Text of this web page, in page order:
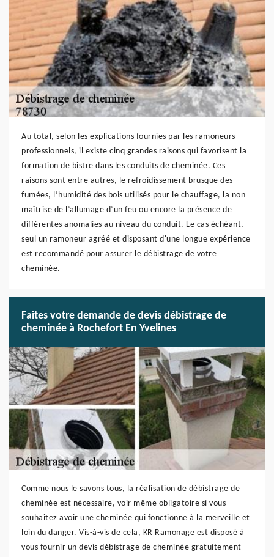
Au total, selon les explications fournies par les ramoneurs
professionnels, il existe cinq grandes raisons qui favorisent la
formation de bistre dans les conduits de cheminée. Ces
raisons sont entre autres, le refroidissement brusque des
fumées, l’humidité des bois utilisés pour le chauffage, la non
maîtrise de l’allumage d’un feu ou encore la présence de
différentes anomalies au niveau du conduit. Le cas échéant,
seul un ramoneur agréé et disposant d'une longue expérience
est recommandé pour assurer le débistrage de votre
cheminée.
Faites votre demande de devis débistrage de
cheminée à Rochefort En Yvelines
Comme nous le savons tous, la réalisation de débistrage de
cheminée est nécessaire, voir même obligatoire si vous
souhaitez avoir une cheminée qui fonctionne à la merveille et
loin du danger. Vis-à-vis de cela, KR Ramonage est disposé à
vous fournir un devis débistrage de cheminée gratuitement